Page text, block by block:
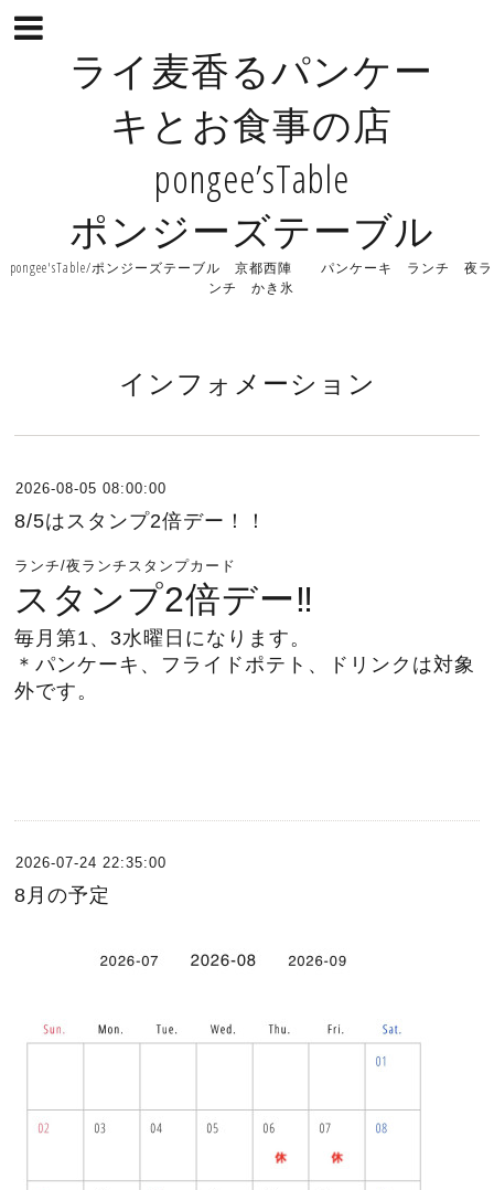
ライ麦香るパンケー
キとお食事の店
pongee’sTable
ポンジーズテーブル
pongee'sTable/ポンジーズテーブル 京都西陣 パンケーキ ランチ 夜ラ
ンチ かき氷
インフォメーション
2026-08-05 08:00:00
8/5はスタンプ2倍デー！！
ランチ/夜ランチスタンプカード
スタンプ2倍デー‼︎
毎月第1、3水曜日になります。
＊パンケーキ、フライドポテト、ドリンクは対象
外です。
2026-07-24 22:35:00
8月の予定